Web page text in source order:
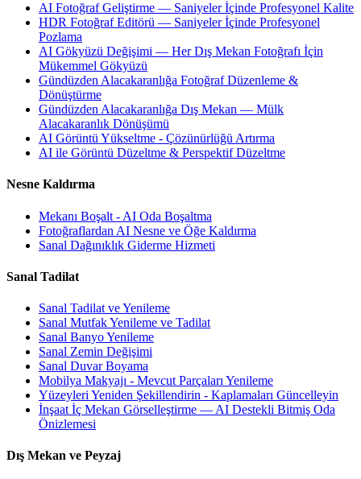
AI Fotoğraf Geliştirme — Saniyeler İçinde Profesyonel Kalite
HDR Fotoğraf Editörü — Saniyeler İçinde Profesyonel
Pozlama
AI Gökyüzü Değişimi — Her Dış Mekan Fotoğrafı İçin
Mükemmel Gökyüzü
Gündüzden Alacakaranlığa Fotoğraf Düzenleme &
Dönüştürme
Gündüzden Alacakaranlığa Dış Mekan — Mülk
Alacakaranlık Dönüşümü
AI Görüntü Yükseltme - Çözünürlüğü Artırma
AI ile Görüntü Düzeltme & Perspektif Düzeltme
Nesne Kaldırma
Mekanı Boşalt - AI Oda Boşaltma
Fotoğraflardan AI Nesne ve Öğe Kaldırma
Sanal Dağınıklık Giderme Hizmeti
Sanal Tadilat
Sanal Tadilat ve Yenileme
Sanal Mutfak Yenileme ve Tadilat
Sanal Banyo Yenileme
Sanal Zemin Değişimi
Sanal Duvar Boyama
Mobilya Makyajı - Mevcut Parçaları Yenileme
Yüzeyleri Yeniden Şekillendirin - Kaplamaları Güncelleyin
İnşaat İç Mekan Görselleştirme — AI Destekli Bitmiş Oda
Önizlemesi
Dış Mekan ve Peyzaj